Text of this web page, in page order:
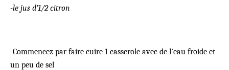
-le jus d’1/2 citron
-Commencez par faire cuire 1 casserole avec de l’eau froide et
un peu de sel